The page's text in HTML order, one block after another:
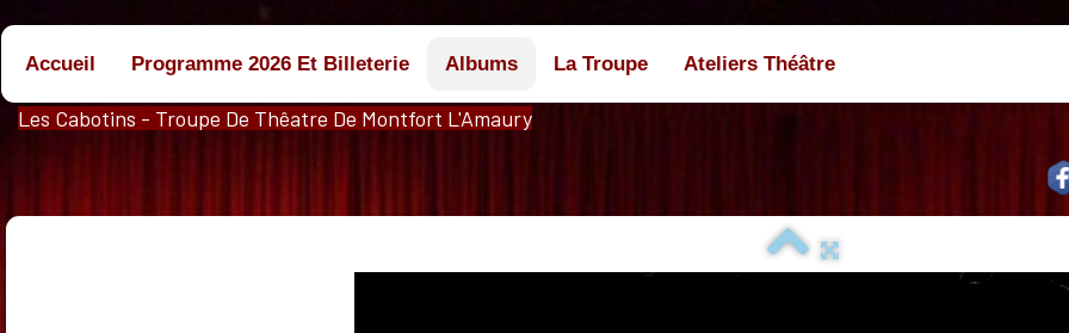
Les Cabotins - Troupe De Thêatre De Montfort L'Amaury
Accueil Programme 2026 Et Billeterie Albums La Troupe Ateliers Théâtre